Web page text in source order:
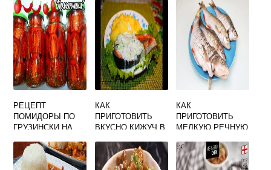
ЛЕСНЫЕ С ЛУКОМ
РЕЦЕПТ
РЕЦЕПТ
ПОМИДОРЫ ПО
ГРУЗИНСКИ НА
ВКУСНЫЙ
КАК
ПРИГОТОВИТЬ
ВКУСНО КИЖУЧ В
КАК
ПРИГОТОВИТЬ
МЕЛКУЮ РЕЧНУЮ